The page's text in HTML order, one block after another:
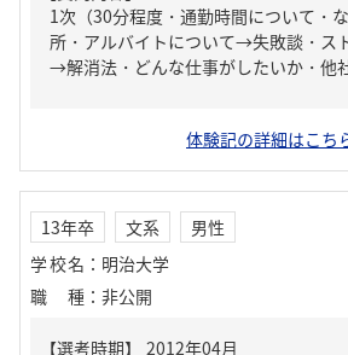
1次（30分程度・通勤時間について・
所・アルバイトについて→失敗談・ス
→解消法・どんな仕事がしたいか・他
体験記の詳細はこち
13年卒 文系
男性
学校名 ： 明治大学
職種 ： 非公開